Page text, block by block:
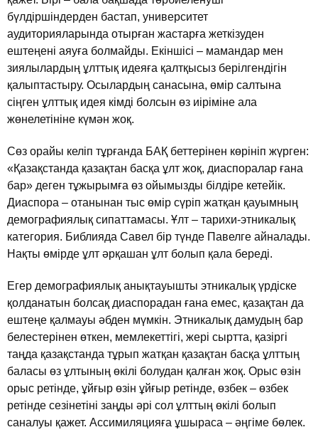
бүлдiршiндерден бастап, университет
аудиторияларында отырған жастарға жеткiзуден
ештеңенi аяуға болмайды. Екiншiсi – мамандар мен
зиялылардың ұлттық идеяға қалтқысыз берiлгендiгiн
қалыптастыру. Осылардың санасына, өмiр салтына
сiңген ұлттық идея кiмдi болсын өз иiрiмiне ала
жөнелетiнiне күмән жоқ.
Сөз орайы келiп тұрғанда БАҚ беттерiнен көрiнiп жүрген:
«Қазақстанда қазақтан басқа ұлт жоқ, диаспоралар ғана
бар» деген тұжырымға өз ойымызды бiлдiре кетейiк.
Диаспора – отанынан тыс өмiр сүрiп жатқан қауымның
демографиялық сипаттамасы. Ұлт – тарихи-этникалық
категория. Библияда Савел бiр түнде Павелге айналады.
Нақты өмiрде ұлт әрқашан ұлт болып қала бередi.
Егер демографиялық анықтауышты этникалық үрдiске
қолданатын болсақ диаспорадан ғана емес, қазақтан да
ештеңе қалмауы әбден мүмкiн. Этникалық дамудың бар
белестерiнен өткен, мемлекеттiгi, жерi сыртта, қазiргi
таңда қазақстанда тұрып жатқан қазақтан басқа ұлттың
баласы өз ұлтының өкiлi болудан қалған жоқ. Орыс өзiн
орыс ретiнде, ұйғыр өзiн ұйғыр ретiнде, өзбек – өзбек
ретiнде сезiнетiнi заңды әрi сол ұлттың өкiлi болып
саналуы қажет. Ассимиляцияға ұшыраса – әңгiме бөлек.